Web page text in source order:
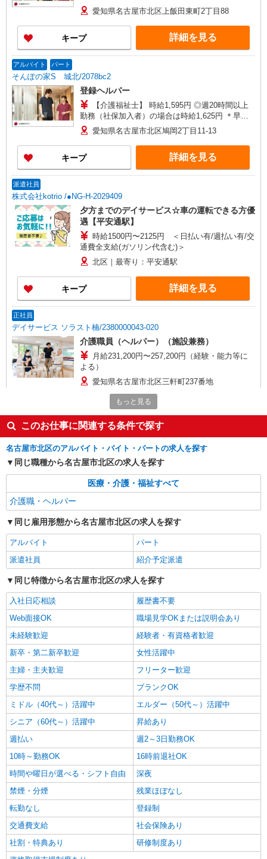
360万円〜 【初任者研修・無資格】 月給：
249,300円 年収例：337万円〜 ※職務手当、働き
がい向上手当、日祝手当（月平均2回分）、夜勤手
当（月平均5回分）等、毎月平均的に支払われる手
当を含みます。 ※介護福祉士のみ、特別職務手当
分〜） ◎賞与 基本給2.08ヶ月分/年支給
愛知県名古屋市北区上飯田東町2丁目88
キープ 詳細を見る
アルバイト パート
そんぽの家S 城北/2078bc2
登録ヘルパー
【介護福祉士】 時給1,595円 ◎週20時間以上
勤務（社保加入者）の場合は時給1,625円 ＊早朝
夜間（〜8:00、18:00〜）：時給1,994円〜 ＊日曜
祝日：時給1,895円〜 【実務者研修・初任者研修
（ヘルパー1級・2級）】 時給1,515円 ◎週20時間
以上勤務（社保加入者）の場合は時給1,545円 ＊
早朝夜間（〜8:00、18:00〜）：時給1,894円〜 ＊
が同時給 ◎キャンセル手当：職務時給の60％支給
愛知県名古屋市北区鳩岡2丁目11-13
キープ 詳細を見る
派遣社員
株式会社kotrio /●NG-H-2029409
夕方までのデイサービス☆車の運転できる方優
遇【平安通駅】
時給1500円〜2125円 ＜日払い有/週払い有/交
通費全支給(ガソリン代含む)＞
北区｜最寄り：平安通駅
キープ 詳細を見る
正社員
デイサービス ソラスト楠/2380000043-020
介護職員（ヘルパー）（施設兼務）
月給231,200円〜257,200円（経験・能力等に
よる）
愛知県名古屋市北区三軒町237番地
株式会社kotrio /●NG-H-1992379
個別ケア重視！高級シニア住宅で巡回やケアな
ど＊平安通駅/日払いOK
時給1500円〜2125円 ＜日払い有/週払い有/交
名古屋市北区
アルバイト
デイサービス ソラスト楠/2380000043-017
介護職員（ヘルパー）（施設兼務）
時給1,565円〜1,665円（経験・能力等による）
愛知県名古屋市北区三軒町237番地
キープ 詳細を見る
派遣社員
株式会社kotrio /●NG-H-2029820
日収1.2万円〜可★「とにかく収入重視!」が叶
う高時給の有料住宅
時給1500円〜2125円 ＜日払い有/週払い有/交
通費全支給(ガソリン代含む)＞
名古屋市北区
キープ 詳細を見る
派遣社員
株式会社kotrio /●NG-H-2031150
平安通駅｜日払いOK！日収1.1万円超え×サ高
もっと見る
このお仕事に関連する条件で探す
名古屋市北区のアルバイト・バイト・パートの求人を探す
同じ職種から名古屋市北区の求人を探す
医療・介護・福祉すべて
介護職・ヘルパー
同じ雇用形態から名古屋市北区の求人を探す
アルバイト
パート
派遣社員
紹介予定派遣
同じ特徴から名古屋市北区の求人を探す
入社日応相談
履歴書不要
Web面接OK
職場見学OKまたは説明会あり
未経験歓迎
経験者・有資格者歓迎
新卒・第二新卒歓迎
女性活躍中
主婦・主夫歓迎
フリーター歓迎
学歴不問
ブランクOK
ミドル（40代～）活躍中
エルダー（50代～）活躍中
シニア（60代～）活躍中
昇給あり
週払い
週2～3日勤務OK
10時～勤務OK
16時前退社OK
時間や曜日が選べる・シフト自由
深夜
禁煙・分煙
残業ほぼなし
転勤なし
登録制
交通費支給
社会保険あり
社割・特典あり
研修制度あり